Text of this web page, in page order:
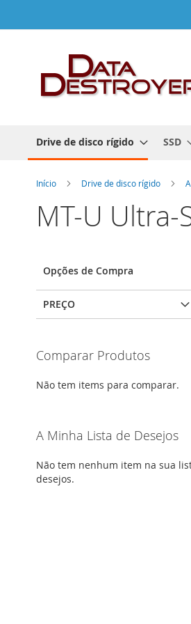
para
Conteúdo
Drive de disco rígido SSD
Início Drive de disco rígido
MT-U Ultra-
Opções de Compra
PREÇO
Comparar Produtos
Não tem items para comparar.
A Minha Lista de Desejos
Não tem nenhum item na sua
desejos.